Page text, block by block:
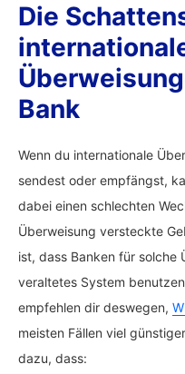
Die
Bank
Wenn du internationale
sendest oder empfängst,
dabei einen schlechten
Überweisung versteckte
ist, dass Banken für solche
veraltetes System
empfehlen dir deswegen,
meisten Fällen viel
dazu, dass: